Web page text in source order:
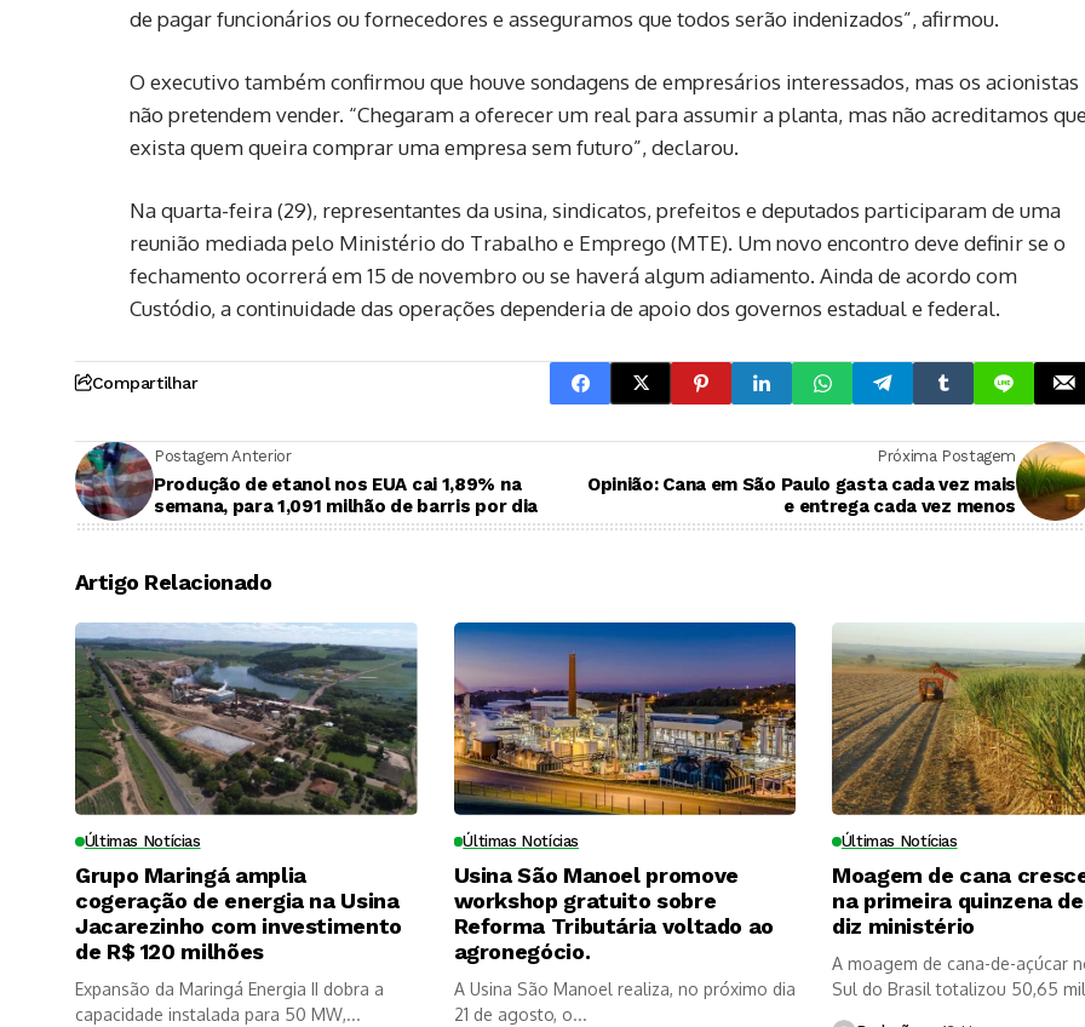
de pagar funcionários ou fornecedores e asseguramos que todos serão indenizados”, afirmou.
O executivo também confirmou que houve sondagens de empresários interessados, mas os acionistas
não pretendem vender. “Chegaram a oferecer um real para assumir a planta, mas não acreditamos que
exista quem queira comprar uma empresa sem futuro”, declarou.
Na quarta-feira (29), representantes da usina, sindicatos, prefeitos e deputados participaram de uma
reunião mediada pelo Ministério do Trabalho e Emprego (MTE). Um novo encontro deve definir se o
fechamento ocorrerá em 15 de novembro ou se haverá algum adiamento. Ainda de acordo com
Custódio, a continuidade das operações dependeria de apoio dos governos estadual e federal.
Compartilhar
Postagem Anterior
Produção de etanol nos EUA cai 1,89% na
semana, para 1,091 milhão de barris por dia
Próxima Postagem
Opinião: Cana em São Paulo gasta cada vez mais
e entrega cada vez menos
Artigo Relacionado
Últimas Notícias
Grupo Maringá amplia
cogeração de energia na Usina
Jacarezinho com investimento
de R$ 120 milhões
Expansão da Maringá Energia II dobra a
capacidade instalada para 50 MW,...
Últimas Notícias
Usina São Manoel promove
workshop gratuito sobre
Reforma Tributária voltado ao
agronegócio.
A Usina São Manoel realiza, no próximo dia
21 de agosto, o...
Últimas Notícias
Moagem de cana
na primeira quinzena
diz ministério
A moagem de cana-de-açúcar
Sul do Brasil totalizou 50,65